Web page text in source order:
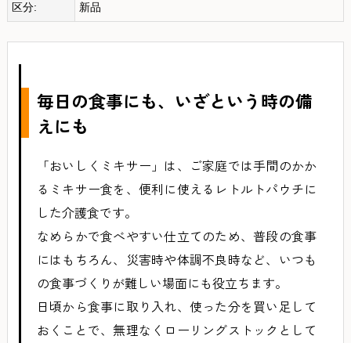
区分: 新品
毎日の食事にも、いざという時の備
えにも
「おいしくミキサー」は、ご家庭では手間のかか
るミキサー食を、便利に使えるレトルトパウチに
した介護食です。
なめらかで食べやすい仕立てのため、普段の食事
にはもちろん、災害時や体調不良時など、いつも
の食事づくりが難しい場面にも役立ちます。
日頃から食事に取り入れ、使った分を買い足して
おくことで、無理なくローリングストックとして